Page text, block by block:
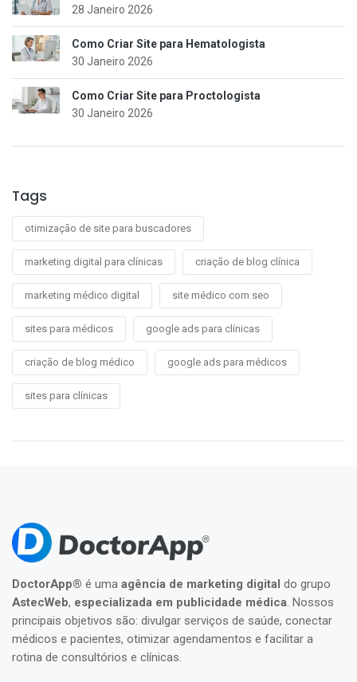
28 Janeiro 2026
Como Criar Site para Hematologista
30 Janeiro 2026
Como Criar Site para Proctologista
30 Janeiro 2026
Tags
otimização de site para buscadores
marketing digital para clínicas criação de blog clínica
marketing médico digital site médico com seo
sites para médicos google ads para clínicas
criação de blog médico google ads para médicos
sites para clínicas
DoctorApp® é uma agência de marketing digital do grupo
AstecWeb, especializada em publicidade médica. Nossos
principais objetivos são: divulgar serviços de saúde, conectar
médicos e pacientes, otimizar agendamentos e facilitar a
rotina de consultórios e clínicas.